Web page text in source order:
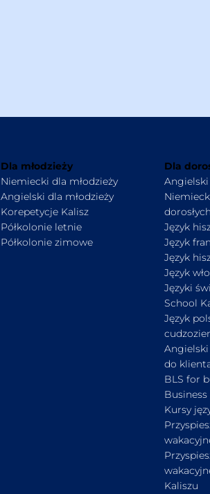
Dla młodzieży
Niemiecki dla młodzieży
Angielski dla młodzieży
Korepetycje Kalisz
Półkolonie letnie
Półkolonie zimowe
Dla
Angielski
dorosłych
Język
Język
Język
Język
Języki
School
Język
do
BLS for
Kursy
Kaliszu